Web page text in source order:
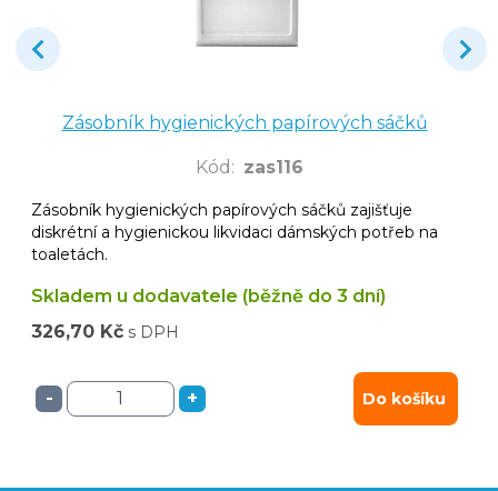
Zásobník hygienických papírových sáčků
Kód : zas116
Zásobník hygienických papírových sáčků zajišťuje
diskrétní a hygienickou likvidaci dámských potřeb na
toaletách.
Skladem u dodavatele (běžně do 3 dní)
326,70 Kč s DPH
- + Do košíku